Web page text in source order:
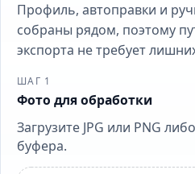
Профиль, автоправки и
собраны рядом, поэтому
экспорта не требует
ШАГ 1
Фото для обработки
Загрузите JPG или PNG
буфера.